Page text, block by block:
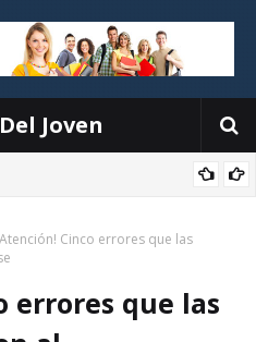
Joven
críticos y fortalecer la
Cinco errores que las
errores que las